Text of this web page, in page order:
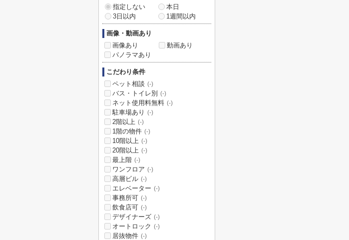
指定しない
本日
3日以内
1週間以内
画像・動画あり
画像あり
動画あり
パノラマあり
こだわり条件
ペット相談 (-)
バス・トイレ別 (-)
ネット使用料無料 (-)
駐車場あり (-)
2階以上 (-)
1階の物件 (-)
10階以上 (-)
20階以上 (-)
最上階 (-)
ワンフロア (-)
高層ビル (-)
エレベーター (-)
事務所可 (-)
飲食店可 (-)
デザイナーズ (-)
オートロック (-)
居抜物件 (-)